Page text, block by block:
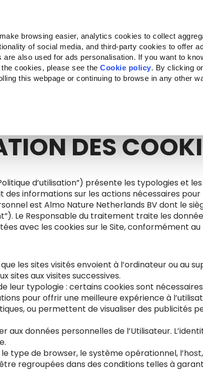
browsing easier, analytics cookies to collect
of social media, and third-party cookies to offer
also used for ads personalisation. If you want to
cookies, please see theCookie policy. By clicking
this webpage or continuing to browse in any other
for Life L'appel à projets La marque
DES
d’utilisation”) présente les typologies et
informations sur les actions nécessaires
est Almo Nature Netherlands BV dont le
Le Responsable du traitement traite les
avec les cookies sur le Site, conformément
les sites visités envoient à l’ordinateur ou au
sites aux visites successives.
leur typologie : certains cookies sont
pour offrir une meilleure expérience à
ou permettent de visualiser des publicités
données personnelles de l’Utilisateur.
type de browser, le système opérationnel, l’host,
regroupées dans des conditions telles à